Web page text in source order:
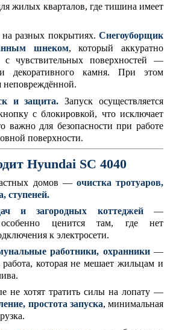
жилых кварталов, где тишина имеет
на разных покрытиях.Снегоуборщик
шнеком, который аккуратно
чувствительных поверхностей —
декоративного камня. При этом
неповреждённой.
и защита. Запуск осуществляется
с блокировкой, что исключает
важно для безопасности при работе
поверхности.
Hyundai SC 4040
домов — очистка тротуаров,
ступеней.
и загородных коттеджей—
особенно ценится там, где нет
к электросети.
работники, охранники—
работа, которая не мешает жильцам и
не хотят тратить силы на лопату —
простота запуска, минимальная